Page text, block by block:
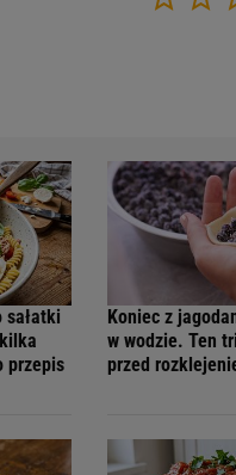
sałatki
przepis
Koniec z
w wodzie. Ten
przed